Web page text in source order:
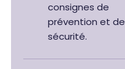
consignes de
prévention et de
sécurité.